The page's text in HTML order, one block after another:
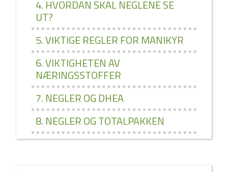
4. HVORDAN SKAL NEGLENE SE
UT?
5. VIKTIGE REGLER FOR MANIKYR
6. VIKTIGHETEN AV
NÆRINGSSTOFFER
7. NEGLER OG DHEA
8. NEGLER OG TOTALPAKKEN